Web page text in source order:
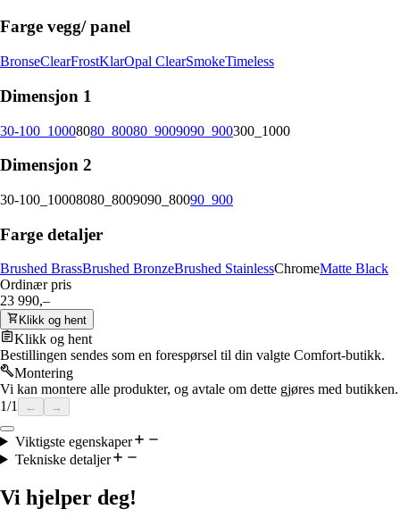
Farge vegg/ panel
BronseClearFrostKlarOpal ClearSmokeTimeless
Dimensjon 1
30-100_10008080_80080_9009090_900300_1000
Dimensjon 2
30-100_10008080_8009090_80090_900
Farge detaljer
Brushed BrassBrushed BronzeBrushed StainlessChromeMatte Black
Ordinær pris
23 990,–
Klikk og hent
Klikk og hent
Bestillingen sendes som en forespørsel til din valgte Comfort-butikk.
Montering
Vi kan montere alle produkter, og avtale om dette gjøres med butikken.
1/1 ← →
Viktigste egenskaper
Tekniske detaljer
Vi hjelper deg!